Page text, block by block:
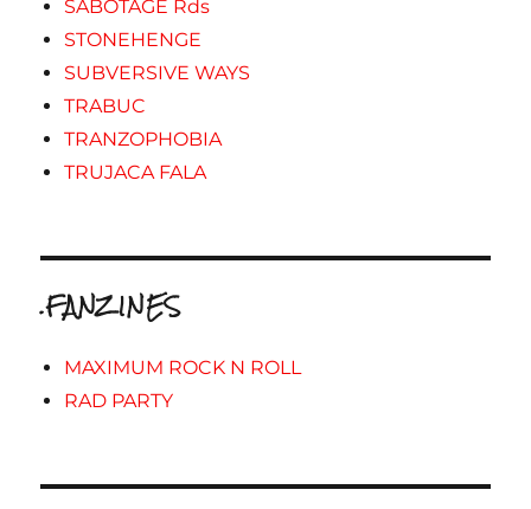
SABOTAGE Rds
STONEHENGE
SUBVERSIVE WAYS
TRABUC
TRANZOPHOBIA
TRUJACA FALA
.FANZINES
MAXIMUM ROCK N ROLL
RAD PARTY